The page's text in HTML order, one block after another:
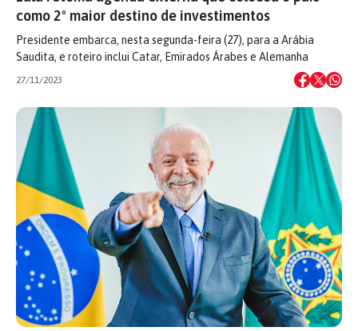
como 2º maior destino de investimentos
Presidente embarca, nesta segunda-feira (27), para a Arábia
Saudita, e roteiro inclui Catar, Emirados Árabes e Alemanha
27/11/2023